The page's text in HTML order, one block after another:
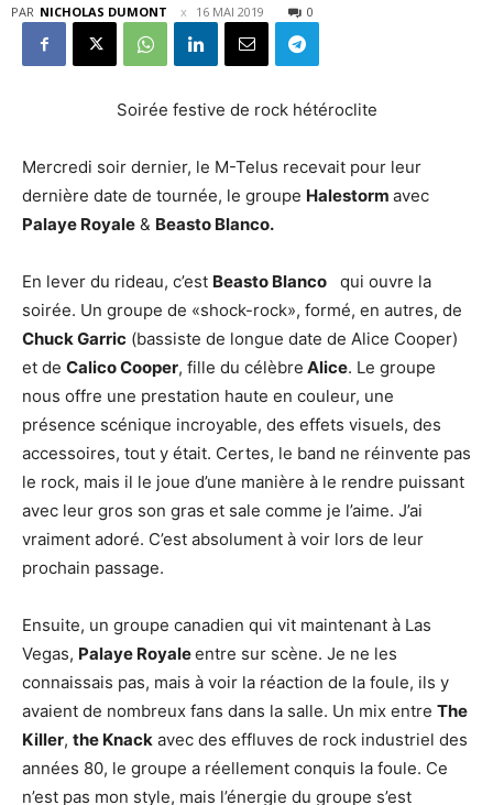
PAR NICHOLAS DUMONT 16 MAI 2019 0
Soirée festive de rock hétéroclite
Mercredi soir dernier, le M-Telus recevait pour leur
dernière date de tournée, le groupe Halestorm avec
Palaye Royale & Beasto Blanco.
En lever du rideau, c’est Beasto Blanco qui ouvre la
soirée. Un groupe de «shock-rock», formé, en autres, de
Chuck Garric (bassiste de longue date de Alice Cooper)
et de Calico Cooper, fille du célèbre Alice. Le groupe
nous offre une prestation haute en couleur, une
présence scénique incroyable, des effets visuels, des
accessoires, tout y était. Certes, le band ne réinvente pas
le rock, mais il le joue d’une manière à le rendre puissant
avec leur gros son gras et sale comme je l’aime. J’ai
vraiment adoré. C’est absolument à voir lors de leur
prochain passage.
Ensuite, un groupe canadien qui vit maintenant à Las
Vegas, Palaye Royaleentre sur scène. Je ne les
connaissais pas, mais à voir la réaction de la foule, ils y
avaient de nombreux fans dans la salle. Un mix entre The
Killer, the Knack avec des effluves de rock industriel des
années 80, le groupe a réellement conquis la foule. Ce
n’est pas mon style, mais l’énergie du groupe s’est